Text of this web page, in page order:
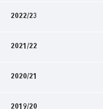
2022/23
2021/22
2020/21
2019/20